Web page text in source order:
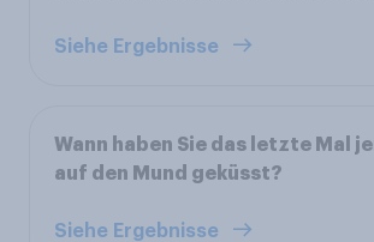
Siehe Ergebnisse
Wann haben Sie das letzte Mal
auf den Mund geküsst?
Siehe Ergebnisse